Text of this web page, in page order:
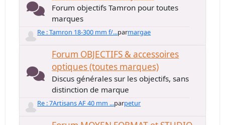
Forum objectifs Tamron pour toutes
marques
Re : Tamron 18-300 mm f/...parmargae
Forum OBJECTIFS & accessoires
optiques (toutes marques)
Discus générales sur les objectifs, sans
distinction de marque
Re : 7Artisans AF 40 mm ...parpetur